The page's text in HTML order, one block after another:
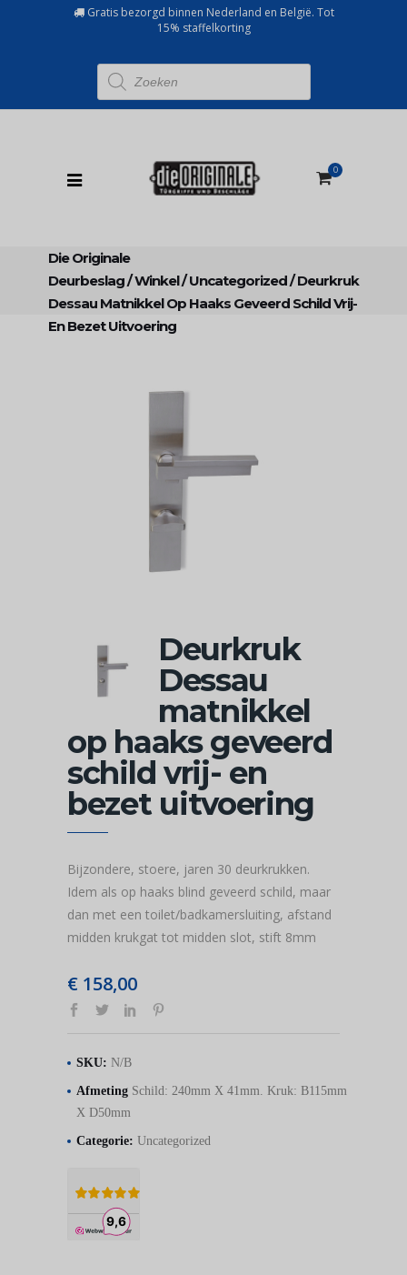
Gratis bezorgd binnen Nederland en België. Tot
15% staffelkorting
Producten
zoeken
0
Die Originale
Deurbeslag/Winkel/Uncategorized/Deurkruk
Dessau Matnikkel Op Haaks Geveerd Schild Vrij-
En Bezet Uitvoering
Deurkruk
Dessau
matnikkel
op haaks geveerd
schild vrij- en
bezet uitvoering
Bijzondere, stoere, jaren 30 deurkrukken.
Idem als op haaks blind geveerd schild, maar
dan met een toilet/badkamersluiting, afstand
midden krukgat tot midden slot, stift 8mm
€ 158,00
SKU: N/B
Afmeting Schild: 240mm X 41mm. Kruk: B115mm
X D50mm
Categorie: Uncategorized